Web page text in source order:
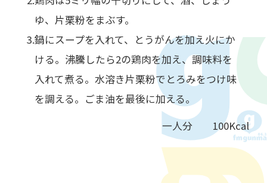
ゆ、片栗粉をまぶす。
鍋にスープを入れて、とうがんを加え火にか
ける。沸騰したら2の鶏肉を加え、調味料を
入れて煮る。水溶き片栗粉でとろみをつけ味
を調える。ごま油を最後に加える。
一人分 100Kcal